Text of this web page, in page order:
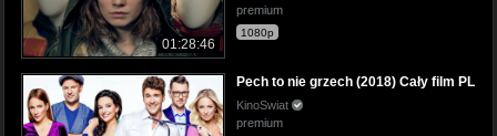
01:28:46
premium
1080p
Pech to nie grzech (2018) Cały film PL
KinoSwiat
premium